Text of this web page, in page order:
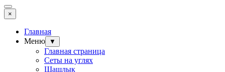
×
Главная
Меню
▼
Главная страница
Сеты на углях
Шашлык